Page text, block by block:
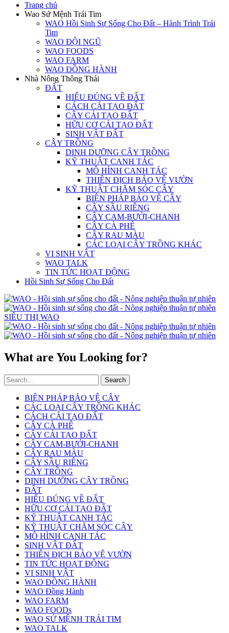
Trang chủ
Wao Sứ Mệnh Trái Tim
WAO Hồi Sinh Sự Sống Cho Đất – Hành Trình Trái
Tim
WAO ĐỘI NGŨ
WAO FOODS
WAO FARM
WAO ĐỒNG HÀNH
Nhà Nông Thông Thái
ĐẤT
HIỂU ĐÚNG VỀ ĐẤT
CÁCH CẢI TẠO ĐẤT
CÂY CẢI TẠO ĐẤT
HỮU CƠ CẢI TẠO ĐẤT
SINH VẬT ĐẤT
CÂY TRỒNG
DINH DƯỠNG CÂY TRỒNG
KỸ THUẬT CANH TÁC
MÔ HÌNH CANH TÁC
THIÊN ĐỊCH BẢO VỆ VƯỜN
KỸ THUẬT CHĂM SÓC CÂY
BIỆN PHÁP BẢO VỆ CÂY
CÂY SẦU RIÊNG
CÂY CAM-BƯỞI-CHANH
CÂY CÀ PHÊ
CÂY RAU MÀU
CÁC LOẠI CÂY TRỒNG KHÁC
VI SINH VẬT
WAO TALK
TIN TỨC HOẠT ĐỘNG
Hồi Sinh Sự Sống Cho Đất
SIÊU THỊ WAO
What are You Looking for?
Search
BIỆN PHÁP BẢO VỆ CÂY
CÁC LOẠI CÂY TRỒNG KHÁC
CÁCH CẢI TẠO ĐẤT
CÂY CÀ PHÊ
CÂY CẢI TẠO ĐẤT
CÂY CAM-BƯỞI-CHANH
CÂY RAU MÀU
CÂY SẦU RIÊNG
CÂY TRỒNG
DINH DƯỠNG CÂY TRỒNG
ĐẤT
HIỂU ĐÚNG VỀ ĐẤT
HỮU CƠ CẢI TẠO ĐẤT
KỸ THUẬT CANH TÁC
KỸ THUẬT CHĂM SÓC CÂY
MÔ HÌNH CANH TÁC
SINH VẬT ĐẤT
THIÊN ĐỊCH BẢO VỆ VƯỜN
TIN TỨC HOẠT ĐỘNG
VI SINH VẬT
WAO ĐỒNG HÀNH
WAO Đồng Hành
WAO FARM
WAO FOODs
WAO SỨ MỆNH TRÁI TIM
WAO TALK